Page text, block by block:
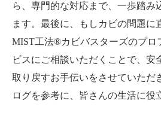
ら、専門的な対応まで、一歩踏み
ます。最後に、もしカビの問題に
MIST工法®カビバスターズのプロ
ビスにご相談いただくことで、安
取り戻すお手伝いをさせていただ
ログを参考に、皆さんの生活に役